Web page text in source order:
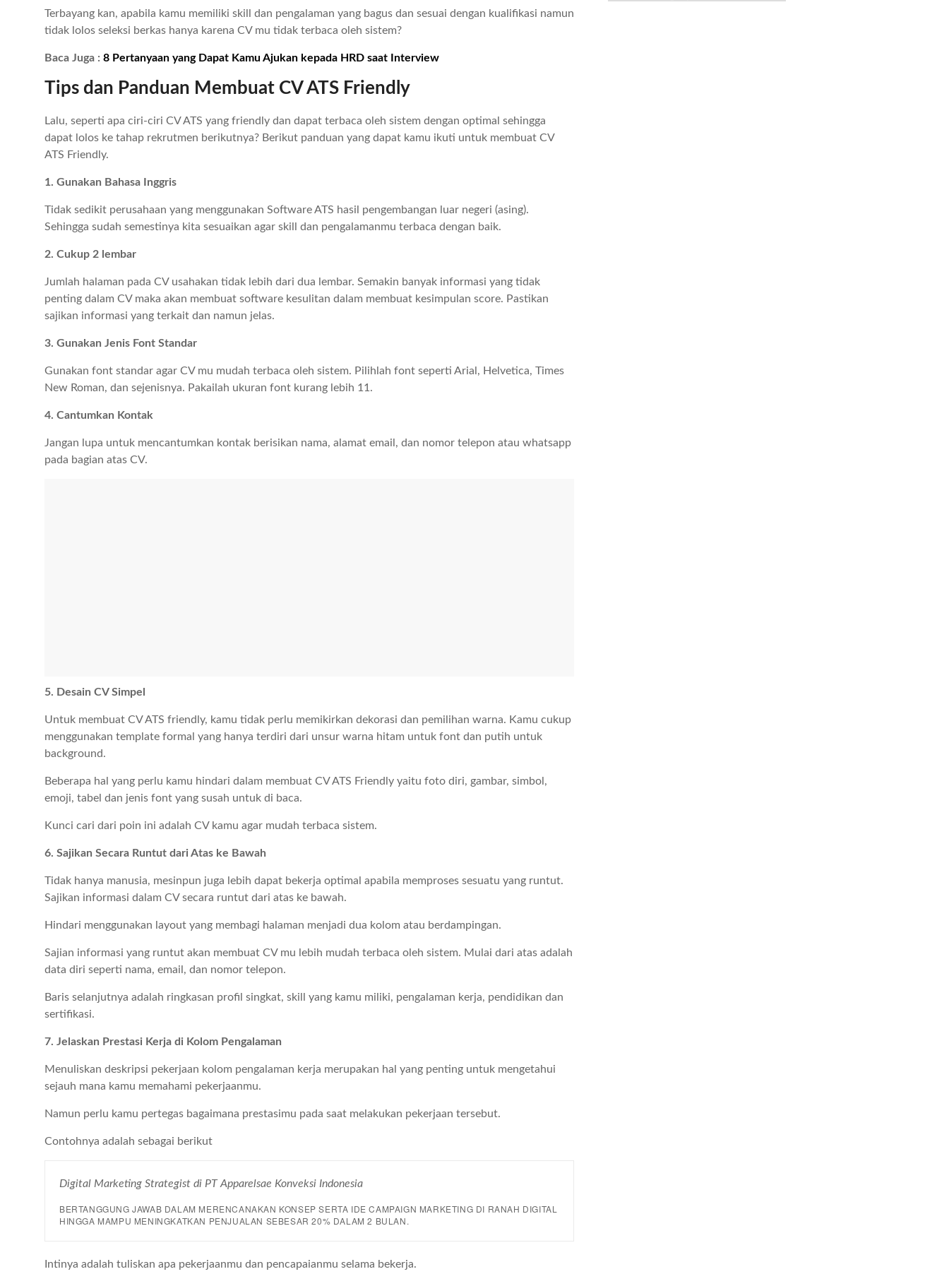
Terbayang kan, apabila kamu memiliki skill dan pengalaman yang bagus dan sesuai dengan kualifikasi namun
tidak lolos seleksi berkas hanya karena CV mu tidak terbaca oleh sistem?
Baca Juga : 8 Pertanyaan yang Dapat Kamu Ajukan kepada HRD saat Interview
Tips dan Panduan Membuat CV ATS Friendly
Lalu, seperti apa ciri-ciri CV ATS yang friendly dan dapat terbaca oleh sistem dengan optimal sehingga
dapat lolos ke tahap rekrutmen berikutnya? Berikut panduan yang dapat kamu ikuti untuk membuat CV
ATS Friendly.
1. Gunakan Bahasa Inggris
Tidak sedikit perusahaan yang menggunakan Software ATS hasil pengembangan luar negeri (asing).
Sehingga sudah semestinya kita sesuaikan agar skill dan pengalamanmu terbaca dengan baik.
2. Cukup 2 lembar
Jumlah halaman pada CV usahakan tidak lebih dari dua lembar. Semakin banyak informasi yang tidak
penting dalam CV maka akan membuat software kesulitan dalam membuat kesimpulan score. Pastikan
sajikan informasi yang terkait dan namun jelas.
3. Gunakan Jenis Font Standar
Gunakan font standar agar CV mu mudah terbaca oleh sistem. Pilihlah font seperti Arial, Helvetica, Times
New Roman, dan sejenisnya. Pakailah ukuran font kurang lebih 11.
4. Cantumkan Kontak
Jangan lupa untuk mencantumkan kontak berisikan nama, alamat email, dan nomor telepon atau whatsapp
pada bagian atas CV.
5. Desain CV Simpel
Untuk membuat CV ATS friendly, kamu tidak perlu memikirkan dekorasi dan pemilihan warna. Kamu cukup
menggunakan template formal yang hanya terdiri dari unsur warna hitam untuk font dan putih untuk
background.
Beberapa hal yang perlu kamu hindari dalam membuat CV ATS Friendly yaitu foto diri, gambar, simbol,
emoji, tabel dan jenis font yang susah untuk di baca.
Kunci cari dari poin ini adalah CV kamu agar mudah terbaca sistem.
6. Sajikan Secara Runtut dari Atas ke Bawah
Tidak hanya manusia, mesinpun juga lebih dapat bekerja optimal apabila memproses sesuatu yang runtut.
Sajikan informasi dalam CV secara runtut dari atas ke bawah.
Hindari menggunakan layout yang membagi halaman menjadi dua kolom atau berdampingan.
Sajian informasi yang runtut akan membuat CV mu lebih mudah terbaca oleh sistem. Mulai dari atas adalah
data diri seperti nama, email, dan nomor telepon.
Baris selanjutnya adalah ringkasan profil singkat, skill yang kamu miliki, pengalaman kerja, pendidikan dan
sertifikasi.
7. Jelaskan Prestasi Kerja di Kolom Pengalaman
Menuliskan deskripsi pekerjaan kolom pengalaman kerja merupakan hal yang penting untuk mengetahui
sejauh mana kamu memahami pekerjaanmu.
Namun perlu kamu pertegas bagaimana prestasimu pada saat melakukan pekerjaan tersebut.
Contohnya adalah sebagai berikut
Digital Marketing Strategist di PT Apparelsae Konveksi Indonesia
BERTANGGUNG JAWAB DALAM MERENCANAKAN KONSEP SERTA IDE CAMPAIGN MARKETING DI RANAH DIGITAL
HINGGA MAMPU MENINGKATKAN PENJUALAN SEBESAR 20% DALAM 2 BULAN.
Intinya adalah tuliskan apa pekerjaanmu dan pencapaianmu selama bekerja.